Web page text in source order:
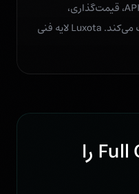
آژانس قراردادهای مصرف‌کنندگان API، قیمت‌گذاری،
پشتیبانی و شرایط تجاری را مدیریت می‌کند. Luxota لایه فنی
مدل عملیاتی Full OTA را